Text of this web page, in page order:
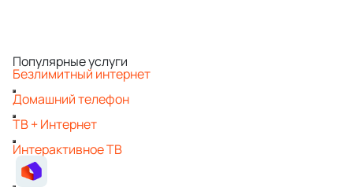
Популярные услуги
Безлимитный интернет
Домашний телефон
ТВ + Интернет
Интерактивное ТВ